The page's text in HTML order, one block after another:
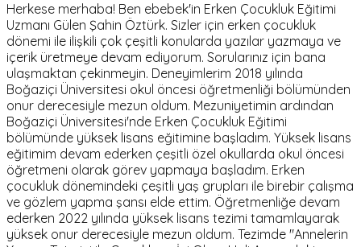
Herkese merhaba! Ben ebebek'in Erken Çocukluk Eğitimi
Uzmanı Gülen Şahin Öztürk. Sizler için erken çocukluk
dönemi ile ilişkili çok çeşitli konularda yazılar yazmaya ve
içerik üretmeye devam ediyorum. Sorularınız için bana
ulaşmaktan çekinmeyin. Deneyimlerim 2018 yılında
Boğaziçi Üniversitesi okul öncesi öğretmenliği bölümünden
onur derecesiyle mezun oldum. Mezuniyetimin ardından
Boğaziçi Üniversitesi'nde Erken Çocukluk Eğitimi
bölümünde yüksek lisans eğitimine başladım. Yüksek lisans
eğitimim devam ederken çeşitli özel okullarda okul öncesi
öğretmeni olarak görev yapmaya başladım. Erken
çocukluk dönemindeki çeşitli yaş grupları ile birebir çalışma
ve gözlem yapma şansı elde ettim. Öğretmenliğe devam
ederken 2022 yılında yüksek lisans tezimi tamamlayarak
yüksek onur derecesiyle mezun oldum. Tezimde "Annelerin